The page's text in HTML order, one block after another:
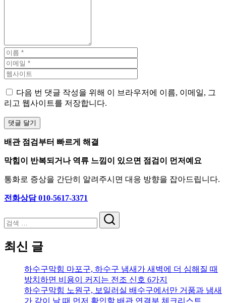
다음 번 댓글 작성을 위해 이 브라우저에 이름, 이메일, 그
리고 웹사이트를 저장합니다.
배관 점검부터 빠르게 해결
막힘이 반복되거나 역류 느낌이 있으면 점검이 먼저예요
통화로 증상을 간단히 알려주시면 대응 방향을 잡아드립니다.
전화상담 010-5617-3371
검
최신 글
하수구막힘 마포구, 하수구 냄새가 새벽에 더 심해질 때
방치하면 비용이 커지는 전조 신호 6가지
하수구막힘 노원구, 보일러실 배수구에서만 거품과 냄새
가 같이 날 때 먼저 확인할 배관 연결부 체크리스트